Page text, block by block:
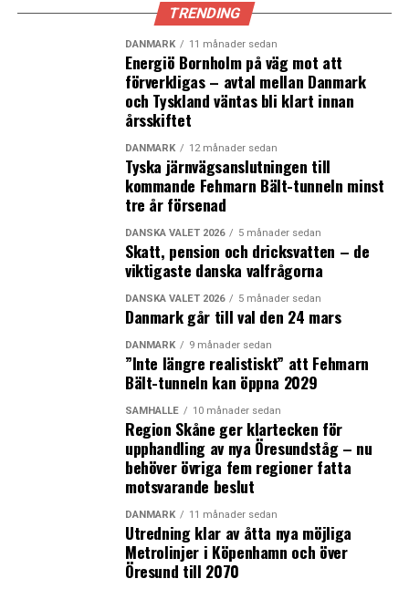
anställde dels har större möjligheter att
får en ganska generös ersättning. Arbetsgivaren har å
sin sida fler möjligheter att säga upp anställda. Detta
tillsammans är tänkt att skapa en kombination av
rörlighet och trygghet på arbetsmarknaden.
Korttidsanställningar och korta uppdrag utmanar
Bent Greve, arbetsmarknadsforskare och professor i
statsvetenskap vid Roskilde Universitet, menar att det
finns många fördelar med flexicurity-modellen, men
han räknar också upp flera utmaningar på den danska
arbetsmarknaden just nu.
– Jämfört med det klassiska flexicurity-modellsystemet
där man kan bli anställd och uppsagd med en viss
uppsägningstid, så börjar vi få fler anställda på kontrakt
som inte har samma grad av skydd som man normalt
täcks av på arbetsmarknaden. Det anser jag vara
utmaningen som finns i flexicurity-modellen, säger han
korttidskontrakt och det betyder att deras säkerhet inte
är så stor. Det i kombination med vad jag kallar
plattformsekonomin, med att arbeta för plattformar
TRENDING
DANMARK 11 månader sedan
Energiö Bornholm på väg mot att
förverkligas – avtal mellan Danmark
och Tyskland väntas bli klart innan
årsskiftet
DANMARK 12 månader sedan
Tyska järnvägsanslutningen till
kommande Fehmarn Bält-tunneln minst
tre år försenad
DANSKA VALET 2026 5 månader sedan
Skatt, pension och dricksvatten – de
viktigaste danska valfrågorna
DANSKA VALET 2026 5 månader sedan
Danmark går till val den 24 mars
DANMARK 9 månader sedan
”Inte längre realistiskt” att Fehmarn
Bält-tunneln kan öppna 2029
SAMHÄLLE 10 månader sedan
Region Skåne ger klartecken för
upphandling av nya Öresundståg – nu
behöver övriga fem regioner fatta
motsvarande beslut
DANMARK 11 månader sedan
Utredning klar av åtta nya möjliga
Metrolinjer i Köpenhamn och över
Öresund till 2070